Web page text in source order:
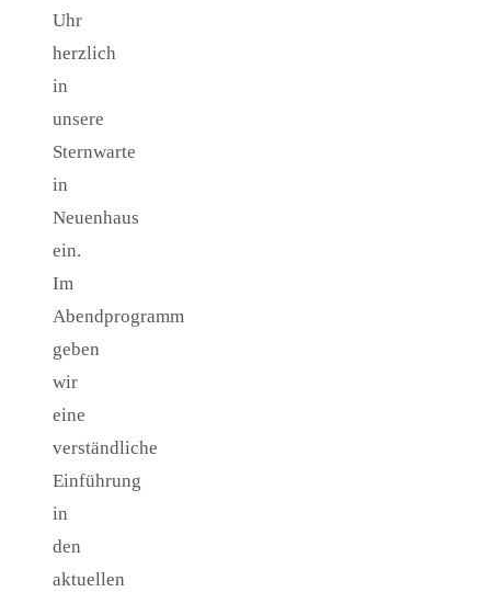
Uhr
herzlich
in
unsere
Sternwarte
in
Neuenhaus
ein.
Im
Abendprogramm
geben
wir
eine
verständliche
Einführung
in
den
aktuellen